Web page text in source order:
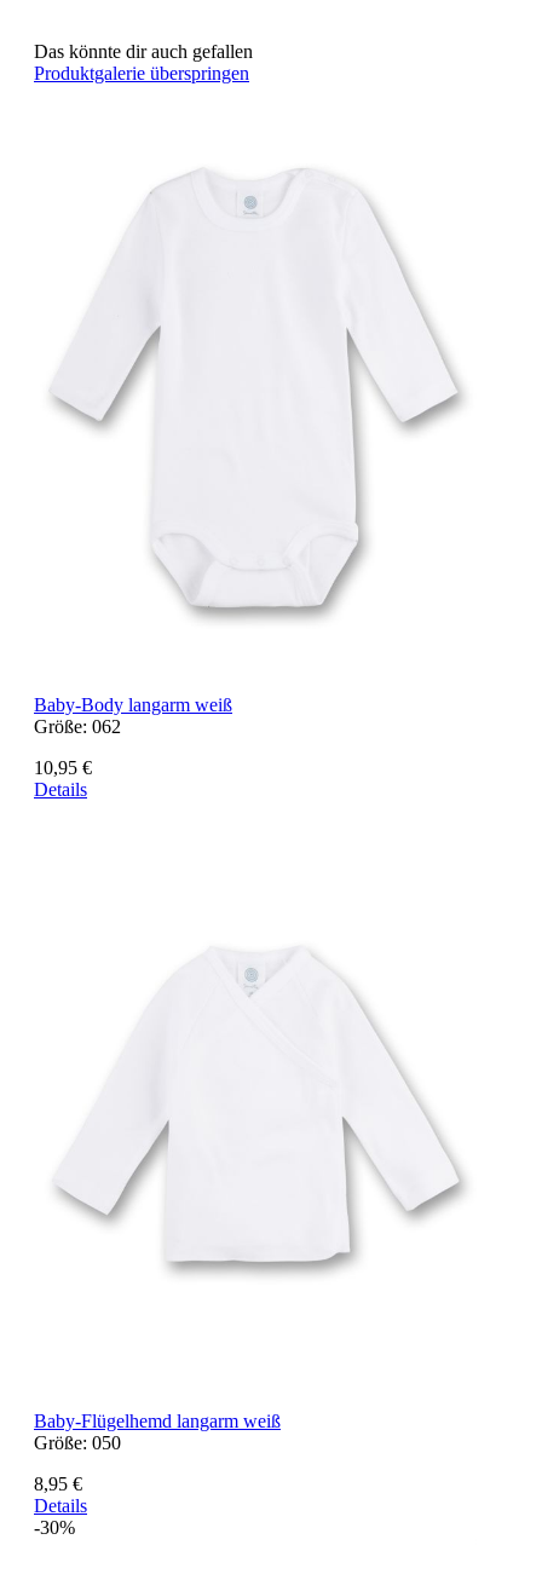
Das könnte dir auch gefallen
Produktgalerie überspringen
Baby-Body langarm weiß
Größe: 062
10,95 €
Details
Baby-Flügelhemd langarm weiß
Größe: 050
8,95 €
Details
-30%